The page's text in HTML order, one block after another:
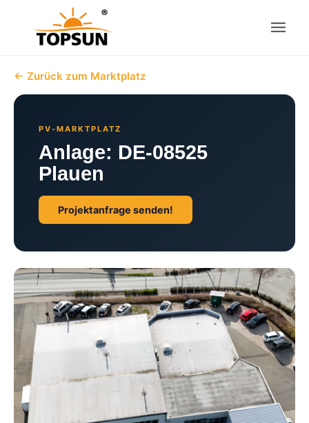
← Zurück zum Marktplatz
PV-MARKTPLATZ
Anlage: DE-08525
Plauen
Projektanfrage senden!